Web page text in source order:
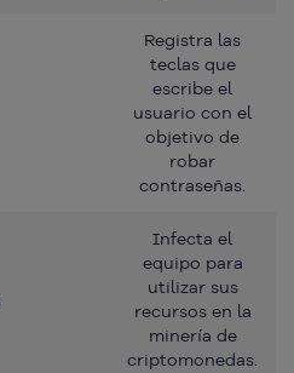
Registra las
teclas que
escribe el
usuario con el
objetivo de
robar
contraseñas.
Infecta el
equipo para
utilizar sus
recursos en la
minería de
criptomonedas.